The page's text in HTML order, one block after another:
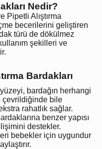
Nedir?
Pipetli Alıştırma
becerilerini geliştiren
türü de dökülmez
şekilleri ve
Bardakları
bardağın herhangi
çevrildiğinde bile
rahatlık sağlar.
benzer yapısı
destekler.
bebekler için uygundur